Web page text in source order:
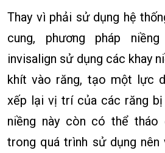
Thay vì phải sử dụng hệ
cung, phương pháp
invisalign sử dụng các khay
khít vào răng, tạo một lực
xếp lại vị trí của các răng bị
niềng này còn có thể tháo
trong quá trình sử dụng nên